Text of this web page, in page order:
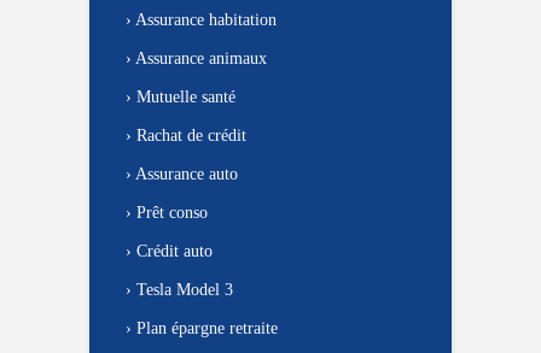
› Assurance habitation
› Assurance animaux
› Mutuelle santé
› Rachat de crédit
› Assurance auto
› Prêt conso
› Crédit auto
› Tesla Model 3
› Plan épargne retraite